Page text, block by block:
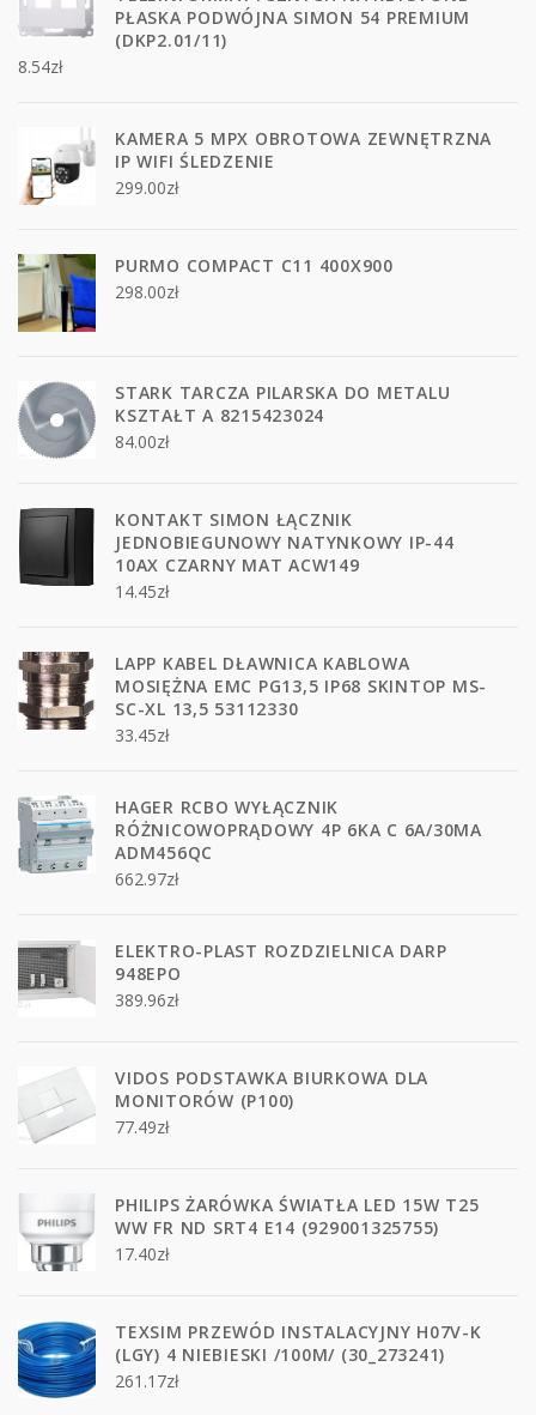
PŁASKA PODWÓJNA SIMON 54 PREMIUM
(DKP2.01/11)
8.54zł
KAMERA 5 MPX OBROTOWA ZEWNĘTRZNA
IP WIFI ŚLEDZENIE
299.00zł
PURMO COMPACT C11 400X900
298.00zł
STARK TARCZA PILARSKA DO METALU
KSZTAŁT A 8215423024
84.00zł
KONTAKT SIMON ŁĄCZNIK
JEDNOBIEGUNOWY NATYNKOWY IP-44
10AX CZARNY MAT ACW149
14.45zł
LAPP KABEL DŁAWNICA KABLOWA
MOSIĘŻNA EMC PG13,5 IP68 SKINTOP MS-
SC-XL 13,5 53112330
33.45zł
HAGER RCBO WYŁĄCZNIK
RÓŻNICOWOPRĄDOWY 4P 6KA C 6A/30MA
ADM456QC
662.97zł
ELEKTRO-PLAST ROZDZIELNICA DARP
948EPO
389.96zł
VIDOS PODSTAWKA BIURKOWA DLA
MONITORÓW (P100)
77.49zł
PHILIPS ŻARÓWKA ŚWIATŁA LED 15W T25
WW FR ND SRT4 E14 (929001325755)
17.40zł
TEXSIM PRZEWÓD INSTALACYJNY H07V-K
(LGY) 4 NIEBIESKI /100M/ (30_273241)
261.17zł